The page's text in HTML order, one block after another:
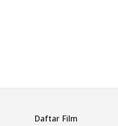
Daftar Film